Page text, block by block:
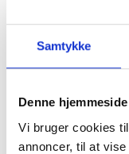
Samtykke
Denne
Vi bruger cookies
annoncer, til at